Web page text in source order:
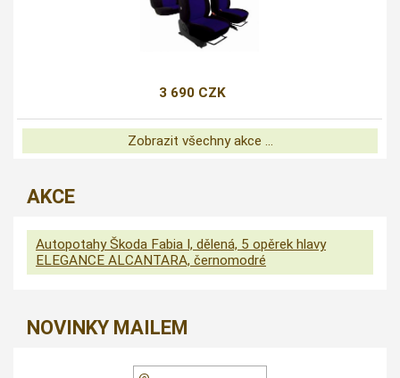
3 690 CZK
Zobrazit všechny akce ...
AKCE
Autopotahy Škoda Fabia I, dělená, 5 opěrek hlavy
ELEGANCE ALCANTARA, černomodré
NOVINKY MAILEM